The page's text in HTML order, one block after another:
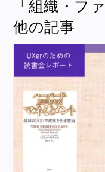
「組織・フ
他の記事